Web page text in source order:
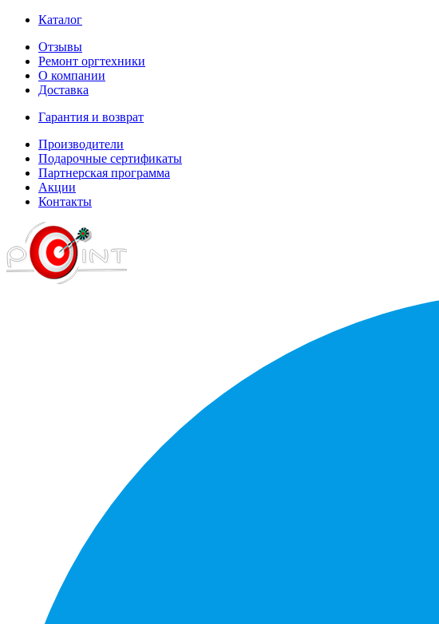
Каталог
Отзывы
Ремонт оргтехники
О компании
Доставка
Гарантия и возврат
Производители
Подарочные сертификаты
Партнерская программа
Акции
Контакты